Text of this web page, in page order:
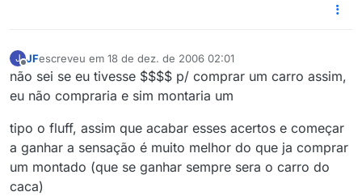
J
Offline
JFescreveu em 18 de dez. de 2006 02:01
última edição por
não sei se eu tivesse $$$$ p/ comprar um carro assim,
eu não compraria e sim montaria um
tipo o fluff, assim que acabar esses acertos e começar
a ganhar a sensação é muito melhor do que ja comprar
um montado (que se ganhar sempre sera o carro do
caca)